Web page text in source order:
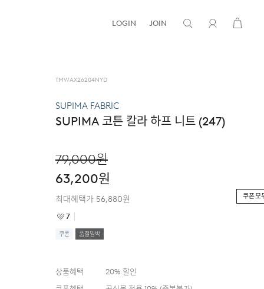
LOGIN JOIN
TMWAX26204NYD
SUPIMA FABRIC
SUPIMA 코튼 칼라 하프 니트 (247)
63,200원
79,000원
최대혜택가 56,880원 쿠폰 모
7
쿠폰 품절임박
상품혜택 20% 할인